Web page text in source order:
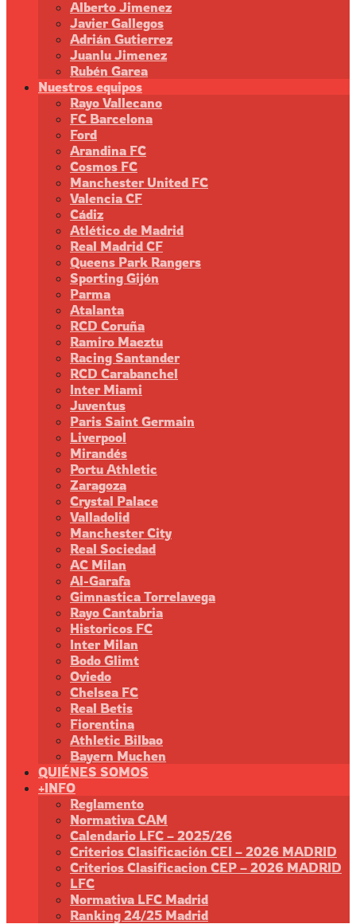
Alberto Jimenez
Javier Gallegos
Adrián Gutierrez
Juanlu Jimenez
Rubén Garea
Nuestros equipos
Rayo Vallecano
FC Barcelona
Ford
Arandina FC
Cosmos FC
Manchester United FC
Valencia CF
Cádiz
Atlético de Madrid
Real Madrid CF
Queens Park Rangers
Sporting Gijón
Parma
Atalanta
RCD Coruña
Ramiro Maeztu
Racing Santander
RCD Carabanchel
Inter Miami
Juventus
Paris Saint Germain
Liverpool
Mirandés
Portu Athletic
Zaragoza
Crystal Palace
Valladolid
Manchester City
Real Sociedad
AC Milan
Al-Garafa
Gimnastica Torrelavega
Rayo Cantabria
Historicos FC
Inter Milan
Bodo Glimt
Oviedo
Chelsea FC
Real Betis
Fiorentina
Athletic Bilbao
Bayern Muchen
QUIÉNES SOMOS
+INFO
Reglamento
Normativa CAM
Calendario LFC – 2025/26
Criterios Clasificación CEI – 2026 MADRID
Criterios Clasificacion CEP – 2026 MADRID
LFC
Normativa LFC Madrid
Ranking 24/25 Madrid